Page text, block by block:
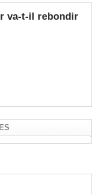
va-t-il rebondir